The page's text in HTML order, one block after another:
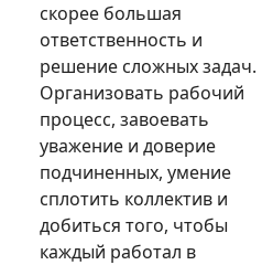
скорее большая
ответственность и
решение сложных задач.
Организовать рабочий
процесс, завоевать
уважение и доверие
подчиненных, умение
сплотить коллектив и
добиться того, чтобы
каждый работал в